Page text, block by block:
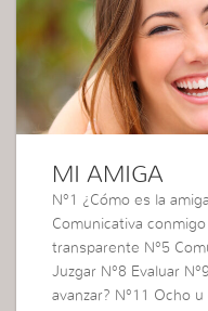
MI AMIGA
N°1 ¿Cómo es la
Comunicativa
transparente N°5
Juzgar N°8 Evaluar
avanzar? N°11 Ocho